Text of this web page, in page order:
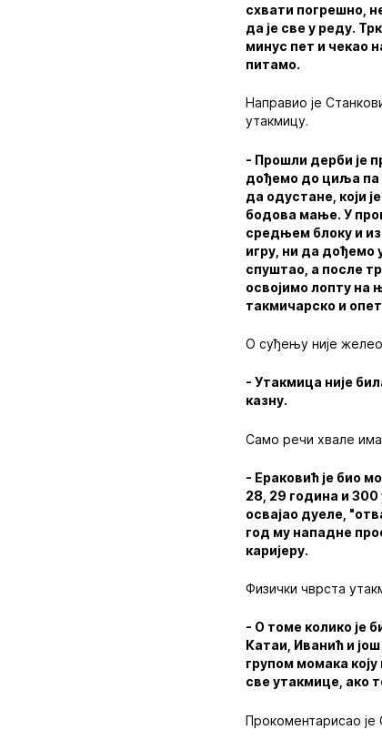
схвати погрешно,
да је све у реду.
минус пет и чекао
питамо.
Направио је
утакмицу.
- Прошли дерби је
дођемо до циља па
да одустане, који
бодова мање. У
средњем блоку и
игру, ни да дођемо
спуштао, а после
освојимо лопту на
такмичарско и
О суђењу није
- Утакмица није
казну.
Само речи хвале има
- Ераковић је био
28, 29 година и
освајао дуеле,
год му нападне
каријеру.
Физички чврста
- О томе колико је
Катаи, Иванић и
групом момака
све утакмице, ако
Прокоментарисао је